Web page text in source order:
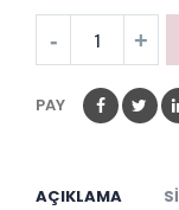
PAY
AÇIKLAMA